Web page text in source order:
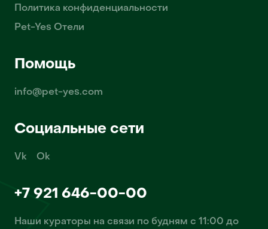
Политика конфиденциальности
Pet-Yes Отели
Помощь
info@pet-yes.com
Социальные сети
Vk Ok
+7 921 646-00-00
Наши кураторы на связи по будням с 11:00 до